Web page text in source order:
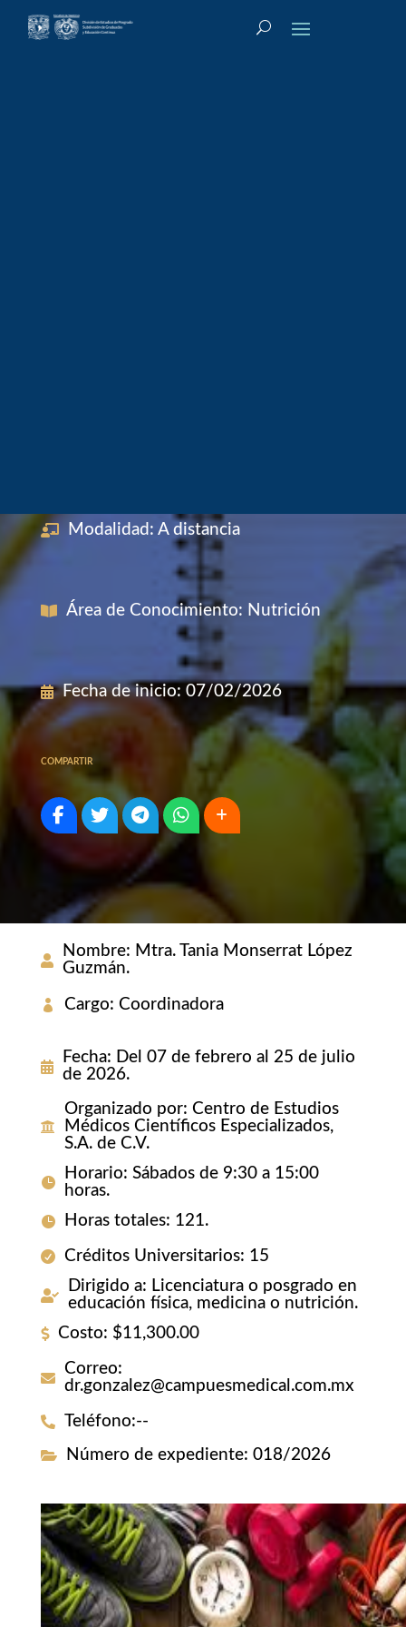
Modalidad : A distancia
Área de Conocimiento: Nutrición
Fecha de inicio: 07/02/2026
COMPARTIR
Nombre: Mtra. Tania Monserrat López
Guzmán.
Cargo: Coordinadora
Fecha: Del 07 de febrero al 25 de julio
de 2026.
Organizado por: Centro de Estudios
Médicos Científicos Especializados,
S.A. de C.V.
Horario: Sábados de 9:30 a 15:00
horas.
Horas totales: 121.
Créditos Universitarios: 15
Dirigido a: Licenciatura o posgrado en
educación física, medicina o nutrición.
Costo: $11,300.00
Correo:
dr.gonzalez@campuesmedical.com.mx
Teléfono:--
Número de expediente: 018/2026